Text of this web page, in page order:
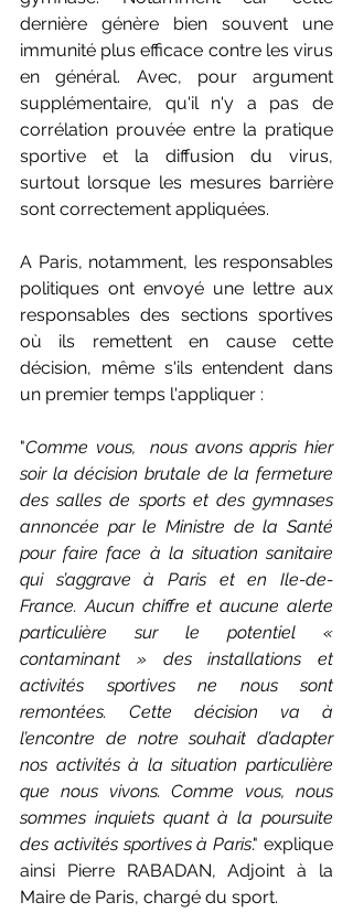
dernière génère bien souvent une
immunité plus efficace contre les virus
en général. Avec, pour argument
supplémentaire, qu'il n'y a pas de
corrélation prouvée entre la pratique
sportive et la diffusion du virus,
surtout lorsque les mesures barrière
sont correctement appliquées.
A Paris, notamment, les responsables
politiques ont envoyé une lettre aux
responsables des sections sportives
où ils remettent en cause cette
décision, même s'ils entendent dans
un premier temps l'appliquer :
"Comme vous,  nous avons appris hier
soir la décision brutale de la fermeture
des salles de sports et des gymnases
annoncée par le Ministre de la Santé
pour faire face à la situation sanitaire
qui s’aggrave à Paris et en Ile-de-
France. Aucun chiffre et aucune alerte
particulière sur le potentiel «
contaminant » des installations et
activités sportives ne nous sont
remontées. Cette décision va à
l’encontre de notre souhait d’adapter
nos activités à la situation particulière
que nous vivons. Comme vous, nous
sommes inquiets quant à la poursuite
des activités sportives à Paris." explique
ainsi Pierre RABADAN, Adjoint à la
Maire de Paris, chargé du sport.